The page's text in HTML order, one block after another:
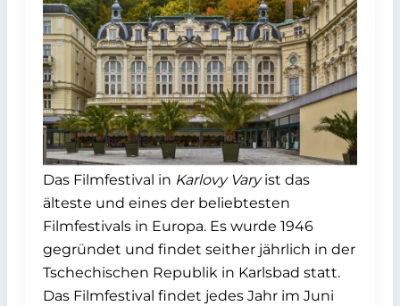
Das Filmfestival in Karlovy Varyist das
älteste und eines der beliebtesten
Filmfestivals in Europa. Es wurde 1946
gegründet und findet seither jährlich in der
Tschechischen Republik in Karlsbad statt.
Das Filmfestival findet jedes Jahr im Juni